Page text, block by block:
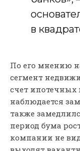
в
По его мнению
сегмент
счет ипотечных
наблюдается
также
период бума
компании не